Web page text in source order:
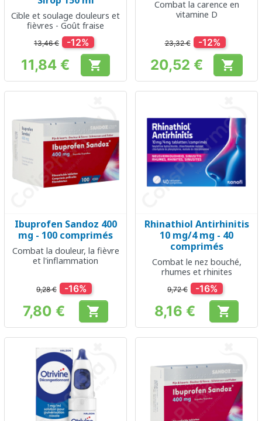
Cible et soulage douleurs et
fièvres - Goût fraise
13,46 € -12%
Prix
11,84 € 
Combat la carence en
vitamine D
23,32 € -12%
Prix
20,52 € 
Ibuprofen Sandoz 400
mg - 100 comprimés
Combat la douleur, la fièvre
et l'inflammation
9,28 € -16%
Prix
7,80 € 
Rhinathiol Antirhinitis
10 mg/4 mg - 40
comprimés
Combat le nez bouché,
rhumes et rhinites
9,72 € -16%
Prix
8,16 € 